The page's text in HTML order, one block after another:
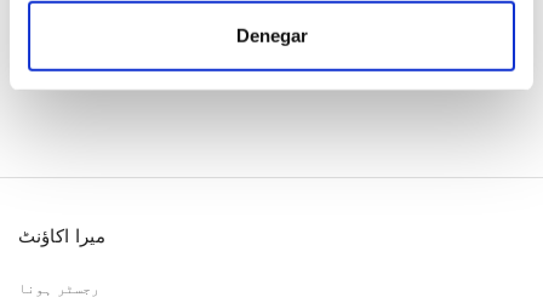
Denegar
میرا اکاؤنٹ
رجسٹر ہونا